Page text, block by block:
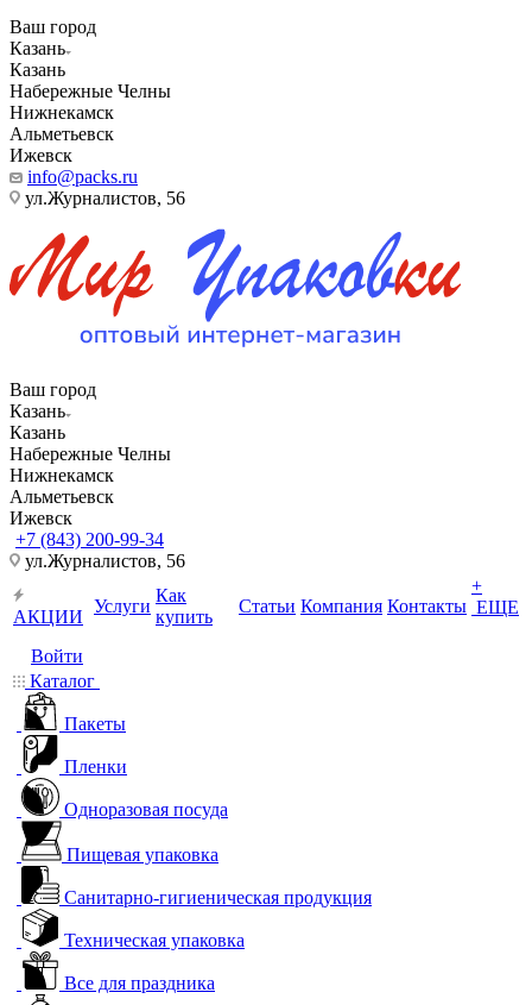
Ваш город
Казань
Казань
Набережные Челны
Нижнекамск
Альметьевск
Ижевск
info@packs.ru
ул.Журналистов, 56
Ваш город
Казань
Казань
Набережные Челны
Нижнекамск
Альметьевск
Ижевск
+7 (843) 200-99-34
ул.Журналистов, 56
АКЦИИ
Услуги
Как
купить
Статьи Компания Контакты
+
ЕЩЕ
Войти
Каталог
Пакеты
Пленки
Одноразовая посуда
Пищевая упаковка
Санитарно-гигиеническая продукция
Техническая упаковка
Все для праздника